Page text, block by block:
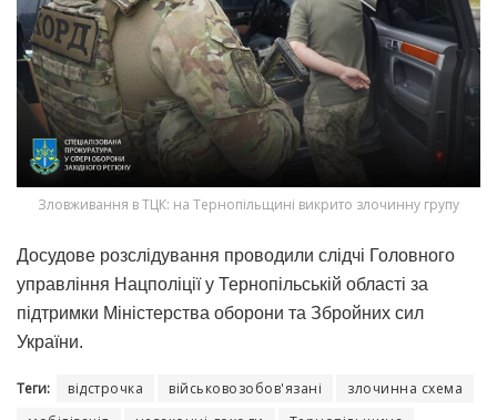
Зловживання в ТЦК: на Тернопільщині викрито злочинну групу
Досудове розслідування проводили слідчі Головного
управління Нацполіції у Тернопільській області за
підтримки Міністерства оборони та Збройних сил
України.
Теги: відстрочка військовозобов'язані
злочинна схема